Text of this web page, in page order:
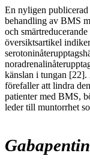
En nyligen publicerad
behandling av BMS
och
översiktsartikel
känslan i tungan
förefaller att lindra
patienter med BMS,
leder till muntorrhet
Gabapentin